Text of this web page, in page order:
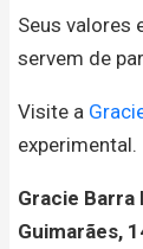
Seus valores
servem de
Visite a
experimental.
Gracie Barra
Guimarães,